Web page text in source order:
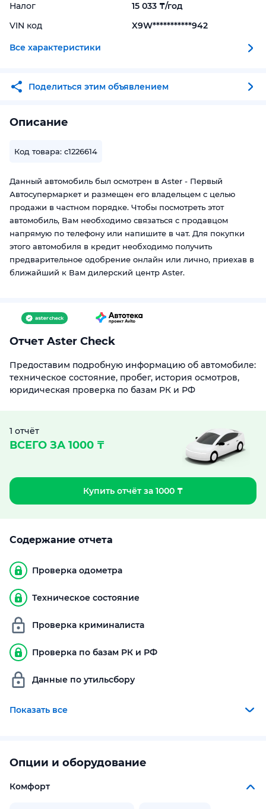
Налог
15 033 ₸/год
VIN код
X9W***********942
Все характеристики
Поделиться этим объявлением
Описание
Код товара: c1226614
Данный автомобиль был осмотрен в Aster - Первый
Автосупермаркет и размещен его владельцем с целью
продажи в частном порядке. Чтобы посмотреть этот
автомобиль, Вам необходимо связаться с продавцом
напрямую по телефону или напишите в чат. Для покупки
этого автомобиля в кредит необходимо получить
предварительное одобрение онлайн или лично, приехав в
ближайший к Вам дилерский центр Aster.
Отчет Aster Check
Предоставим подробную информацию об автомобиле:
техническое состояние, пробег, история осмотров,
юридическая проверка по базам РК и РФ
1 отчёт
ВСЕГО ЗА 1000 ₸
Купить отчёт за 1000 ₸
Содержание отчета
Проверка одометра
Техническое состояние
Проверка криминалиста
Проверка по базам РК и РФ
Данные по утильсбору
Показать все
Опции и оборудование
Комфорт